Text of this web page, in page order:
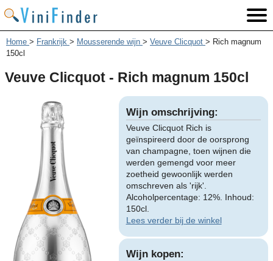
Home > Frankrijk > Mousserende wijn > Veuve Clicquot > Rich magnum
150cl
Veuve Clicquot - Rich magnum 150cl
Wijn omschrijving:
Veuve Clicquot Rich is
geïnspireerd door de oorsprong
van champagne, toen wijnen die
werden gemengd voor meer
zoetheid gewoonlijk werden
omschreven als 'rijk'.
Alcoholpercentage: 12%. Inhoud:
150cl.
Lees verder bij de winkel
Wijn kopen: